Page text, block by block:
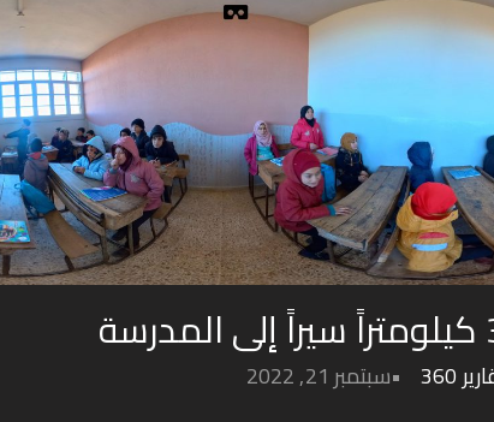
360 سبتمبر 21, 2022